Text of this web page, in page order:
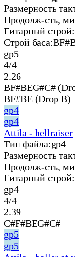
Размерность
Продолж-сть,
Гитарный строй:
Строй баса:
gp5
4/4
2.26
BF#BEG#C#
BF#BE (Drop B)
gp4
gp4
Attila - hellraiser
Тип файла:gp4
Размерность
Продолж-сть,
Гитарный строй:
gp4
4/4
2.39
C#F#BEG#C#
gp5
gp5